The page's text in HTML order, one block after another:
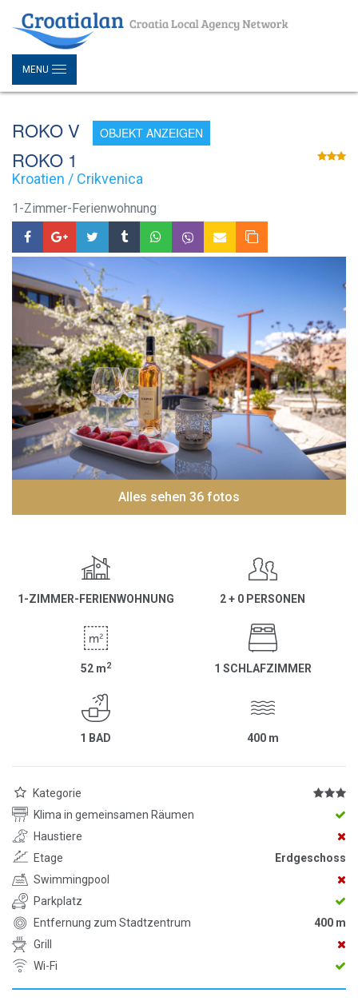
MENU
ROKO V OBJEKT ANZEIGEN
ROKO 1
Kroatien / Crikvenica
1-Zimmer-Ferienwohnung
Alles sehen 36 fotos
1-ZIMMER-FERIENWOHNUNG 2 + 0 PERSONEN
52 m2 1 SCHLAFZIMMER
1 BAD 400 m
Kategorie
Klima in gemeinsamen Räumen
Haustiere
Etage
Erdgeschoss
Swimmingpool
Parkplatz
Entfernung zum Stadtzentrum
400 m
Grill
Wi-Fi